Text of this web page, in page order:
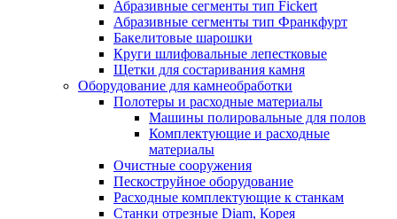
Абразивные сегменты тип Fickert
Абразивные сегменты тип Франкфурт
Бакелитовые шарошки
Круги шлифовальные лепестковые
Щетки для состаривания камня
Оборудование для камнеобработки
Полотеры и расходные материалы
Машины полировальные для полов
Комплектующие и расходные
материалы
Очистные сооружения
Пескоструйное оборудование
Расходные комплектующие к станкам
Станки отрезные Diam, Корея